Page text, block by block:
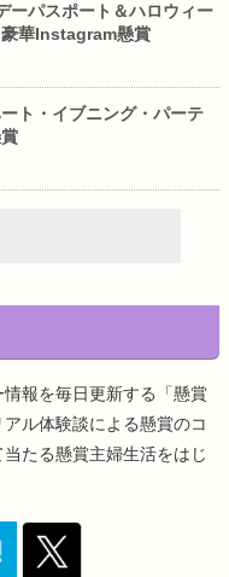
ーパスポート＆ハロウィー
豪華Instagram懸賞
ト・イブニング・パーテ
報を毎日更新する「懸賞
ル体験談による懸賞のコ
たる懸賞主婦生活をはじ